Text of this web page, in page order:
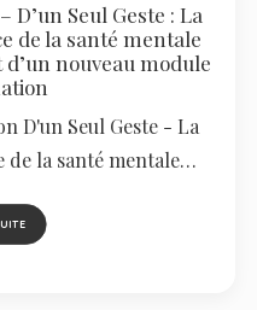
Seul Geste : La
de la santé mentale
nouveau module
D'un Seul Geste - La
de la santé mentale…